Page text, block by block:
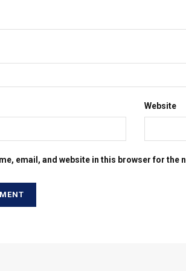
Website
email, and website in this browser for the